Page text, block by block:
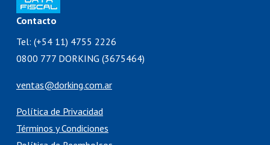
Contacto
Tel: (+54 11) 4755 2226
0800 777 DORKING (3675464)
ventas@dorking.com.ar
Política de Privacidad
Términos y Condiciones